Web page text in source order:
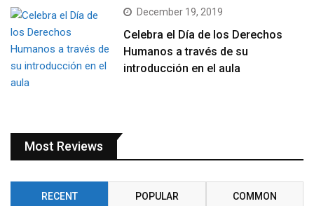
December 19, 2019
Celebra el Día de los Derechos
Humanos a través de su
introducción en el aula
Most Reviews
RECENT POPULAR COMMON